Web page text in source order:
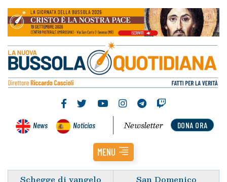
News Noticias DONA ORA
Newsletter
MENU
Schegge di vangelo San Domenico